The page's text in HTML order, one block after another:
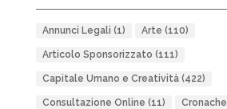
Annunci Legali (1) Arte (110)
Articolo Sponsorizzato (111)
Capitale Umano e Creatività(422)
Consultazione Online (11) Cronache